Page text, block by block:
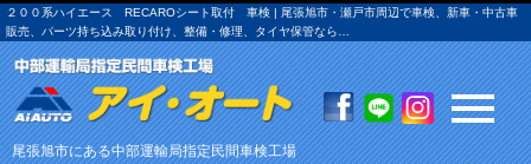
２００系ハイエース RECAROシート取付 車検 | 尾張旭市・瀬戸市周辺で車検、新車・中古車
販売、パーツ持ち込み取り付け、整備・修理、タイヤ保管なら…
尾張旭市にある中部運輸局指定民間車検工場